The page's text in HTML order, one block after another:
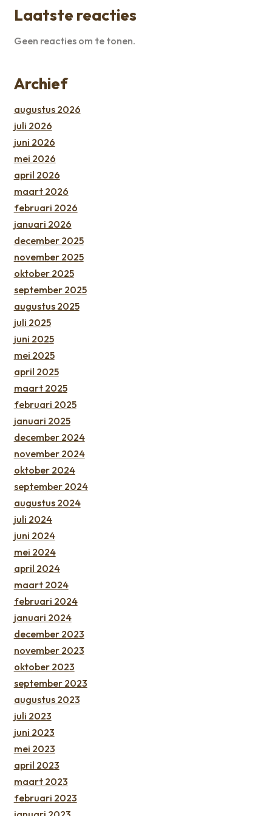
Laatste reacties
Geen reacties om te tonen.
Archief
augustus 2026
juli 2026
juni 2026
mei 2026
april 2026
maart 2026
februari 2026
januari 2026
december 2025
november 2025
oktober 2025
september 2025
augustus 2025
juli 2025
juni 2025
mei 2025
april 2025
maart 2025
februari 2025
januari 2025
december 2024
november 2024
oktober 2024
september 2024
augustus 2024
juli 2024
juni 2024
mei 2024
april 2024
maart 2024
februari 2024
januari 2024
december 2023
november 2023
oktober 2023
september 2023
augustus 2023
juli 2023
juni 2023
mei 2023
april 2023
maart 2023
februari 2023